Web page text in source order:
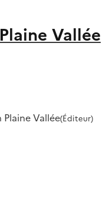
Vallée
Vallée(Éditeur)